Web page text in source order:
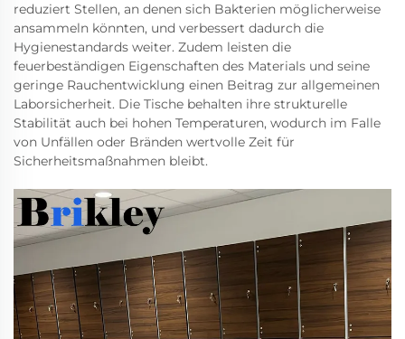
reduziert Stellen, an denen sich Bakterien möglicherweise
ansammeln könnten, und verbessert dadurch die
Hygienestandards weiter. Zudem leisten die
feuerbeständigen Eigenschaften des Materials und seine
geringe Rauchentwicklung einen Beitrag zur allgemeinen
Laborsicherheit. Die Tische behalten ihre strukturelle
Stabilität auch bei hohen Temperaturen, wodurch im Falle
von Unfällen oder Bränden wertvolle Zeit für
Sicherheitsmaßnahmen bleibt.